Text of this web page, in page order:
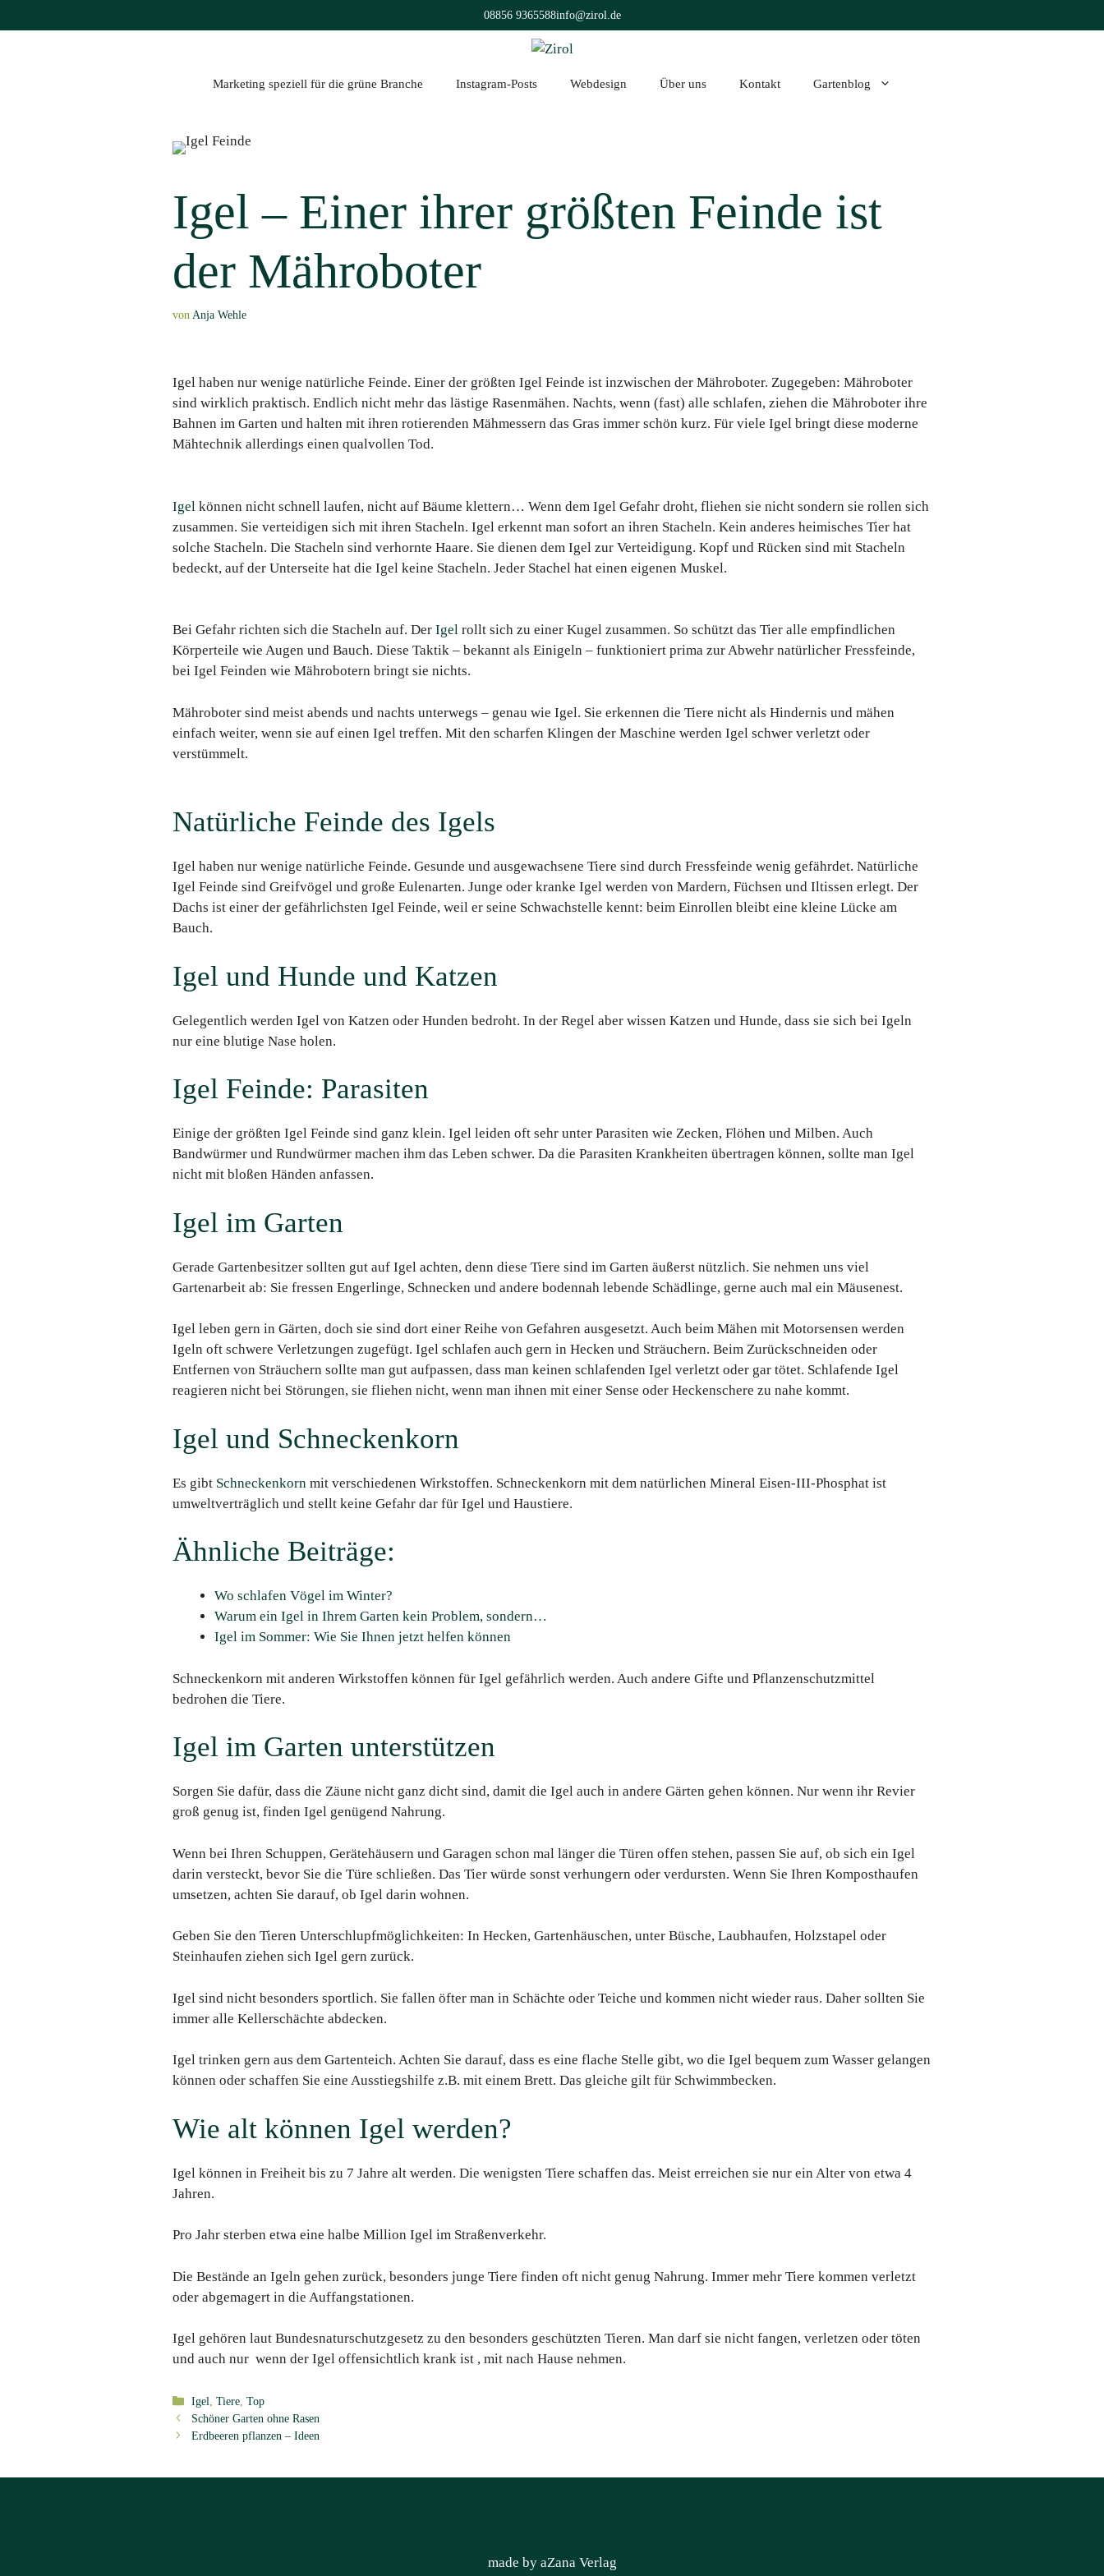
Inhalt
08856 9365588info@zirol.de
Marketing speziell für die grüne Branche Instagram-Posts Webdesign Über uns Kontakt Gartenblog
Igel – Einer ihrer größten Feinde ist
der Mähroboter
vonAnja Wehle
Igel haben nur wenige natürliche Feinde. Einer der größten Igel Feinde ist inzwischen der Mähroboter. Zugegeben: Mähroboter
sind wirklich praktisch. Endlich nicht mehr das lästige Rasenmähen. Nachts, wenn (fast) alle schlafen, ziehen die Mähroboter ihre
Bahnen im Garten und halten mit ihren rotierenden Mähmessern das Gras immer schön kurz. Für viele Igel bringt diese moderne
Mähtechnik allerdings einen qualvollen Tod.
Igel können nicht schnell laufen, nicht auf Bäume klettern… Wenn dem Igel Gefahr droht, fliehen sie nicht sondern sie rollen sich
zusammen. Sie verteidigen sich mit ihren Stacheln. Igel erkennt man sofort an ihren Stacheln. Kein anderes heimisches Tier hat
solche Stacheln. Die Stacheln sind verhornte Haare. Sie dienen dem Igel zur Verteidigung. Kopf und Rücken sind mit Stacheln
bedeckt, auf der Unterseite hat die Igel keine Stacheln. Jeder Stachel hat einen eigenen Muskel.
Bei Gefahr richten sich die Stacheln auf. Der Igelrollt sich zu einer Kugel zusammen. So schützt das Tier alle empfindlichen
Körperteile wie Augen und Bauch. Diese Taktik – bekannt als Einigeln – funktioniert prima zur Abwehr natürlicher Fressfeinde,
bei Igel Feinden wie Mährobotern bringt sie nichts.
Mähroboter sind meist abends und nachts unterwegs – genau wie Igel. Sie erkennen die Tiere nicht als Hindernis und mähen
einfach weiter, wenn sie auf einen Igel treffen. Mit den scharfen Klingen der Maschine werden Igel schwer verletzt oder
verstümmelt.
Natürliche Feinde des Igels
Igel haben nur wenige natürliche Feinde. Gesunde und ausgewachsene Tiere sind durch Fressfeinde wenig gefährdet. Natürliche
Igel Feinde sind Greifvögel und große Eulenarten. Junge oder kranke Igel werden von Mardern, Füchsen und Iltissen erlegt. Der
Dachs ist einer der gefährlichsten Igel Feinde, weil er seine Schwachstelle kennt: beim Einrollen bleibt eine kleine Lücke am
Bauch.
Igel und Hunde und Katzen
Gelegentlich werden Igel von Katzen oder Hunden bedroht. In der Regel aber wissen Katzen und Hunde, dass sie sich bei Igeln
nur eine blutige Nase holen.
Igel Feinde: Parasiten
Einige der größten Igel Feinde sind ganz klein. Igel leiden oft sehr unter Parasiten wie Zecken, Flöhen und Milben. Auch
Bandwürmer und Rundwürmer machen ihm das Leben schwer. Da die Parasiten Krankheiten übertragen können, sollte man Igel
nicht mit bloßen Händen anfassen.
Igel im Garten
Gerade Gartenbesitzer sollten gut auf Igel achten, denn diese Tiere sind im Garten äußerst nützlich. Sie nehmen uns viel
Gartenarbeit ab: Sie fressen Engerlinge, Schnecken und andere bodennah lebende Schädlinge, gerne auch mal ein Mäusenest.
Igel leben gern in Gärten, doch sie sind dort einer Reihe von Gefahren ausgesetzt. Auch beim Mähen mit Motorsensen werden
Igeln oft schwere Verletzungen zugefügt. Igel schlafen auch gern in Hecken und Sträuchern. Beim Zurückschneiden oder
Entfernen von Sträuchern sollte man gut aufpassen, dass man keinen schlafenden Igel verletzt oder gar tötet. Schlafende Igel
reagieren nicht bei Störungen, sie fliehen nicht, wenn man ihnen mit einer Sense oder Heckenschere zu nahe kommt.
Igel und Schneckenkorn
Es gibt Schneckenkorn mit verschiedenen Wirkstoffen. Schneckenkorn mit dem natürlichen Mineral Eisen-III-Phosphat ist
umweltverträglich und stellt keine Gefahr dar für Igel und Haustiere.
Ähnliche Beiträge:
Wo schlafen Vögel im Winter?
Warum ein Igel in Ihrem Garten kein Problem, sondern…
Igel im Sommer: Wie Sie Ihnen jetzt helfen können
Schneckenkorn mit anderen Wirkstoffen können für Igel gefährlich werden. Auch andere Gifte und Pflanzenschutzmittel
bedrohen die Tiere.
Igel im Garten unterstützen
Sorgen Sie dafür, dass die Zäune nicht ganz dicht sind, damit die Igel auch in andere Gärten gehen können. Nur wenn ihr Revier
groß genug ist, finden Igel genügend Nahrung.
Wenn bei Ihren Schuppen, Gerätehäusern und Garagen schon mal länger die Türen offen stehen, passen Sie auf, ob sich ein Igel
darin versteckt, bevor Sie die Türe schließen. Das Tier würde sonst verhungern oder verdursten. Wenn Sie Ihren Komposthaufen
umsetzen, achten Sie darauf, ob Igel darin wohnen.
Geben Sie den Tieren Unterschlupfmöglichkeiten: In Hecken, Gartenhäuschen, unter Büsche, Laubhaufen, Holzstapel oder
Steinhaufen ziehen sich Igel gern zurück.
Igel sind nicht besonders sportlich. Sie fallen öfter man in Schächte oder Teiche und kommen nicht wieder raus. Daher sollten Sie
immer alle Kellerschächte abdecken.
Igel trinken gern aus dem Gartenteich. Achten Sie darauf, dass es eine flache Stelle gibt, wo die Igel bequem zum Wasser gelangen
können oder schaffen Sie eine Ausstiegshilfe z.B. mit einem Brett. Das gleiche gilt für Schwimmbecken.
Wie alt können Igel werden?
Igel können in Freiheit bis zu 7 Jahre alt werden. Die wenigsten Tiere schaffen das. Meist erreichen sie nur ein Alter von etwa 4
Jahren.
Pro Jahr sterben etwa eine halbe Million Igel im Straßenverkehr.
Die Bestände an Igeln gehen zurück, besonders junge Tiere finden oft nicht genug Nahrung. Immer mehr Tiere kommen verletzt
oder abgemagert in die Auffangstationen.
Igel gehören laut Bundesnaturschutzgesetz zu den besonders geschützten Tieren. Man darf sie nicht fangen, verletzen oder töten
und auch nur wenn der Igel offensichtlich krank ist , mit nach Hause nehmen.
Kategorien
Igel Tiere, Top
Schöner Garten ohne Rasen
Erdbeeren pflanzen – Ideen
made by aZana Verlag